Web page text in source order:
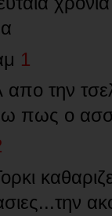
1
απο την
πως ο